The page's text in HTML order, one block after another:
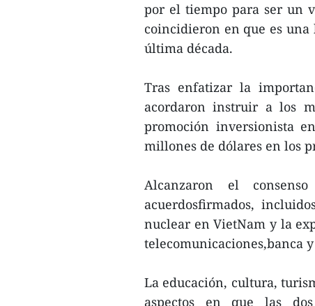
por el tiempo para ser un
coincidieron en que es
última década.
Tras enfatizar la
acordaron instruir a los
promoción inversionista
millones de dólares en los
Alcanzaron el
acuerdosfirmados,
nuclear en VietNam y la
telecomunicaciones,banca
La educación, cultura,
aspectos en que las dos